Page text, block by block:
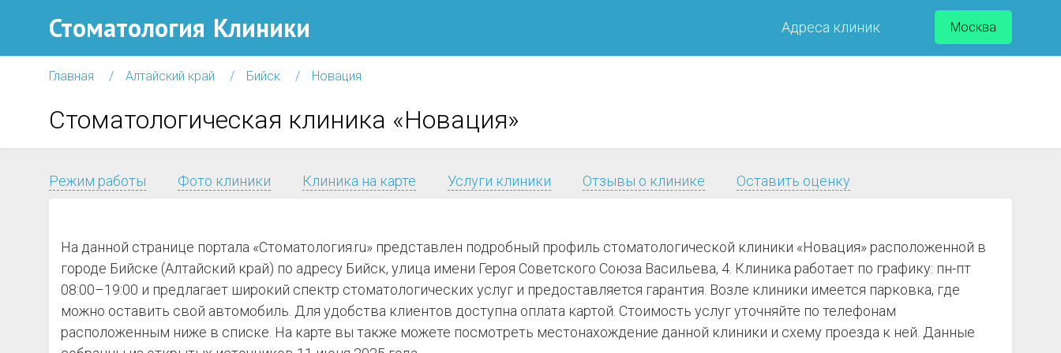
Стоматология Клиники Адреса клиник Москва
Главная Алтайский край Бийск Новация
Стоматологическая клиника «Новация»
Режим работы Фото клиники Клиника на карте Услуги клиники Отзывы о клинике Оставить оценку
На данной странице портала «Стоматология.ru» представлен подробный профиль стоматологической клиники «Новация» расположенной в
городе Бийске (Алтайский край) по адресу Бийск, улица имени Героя Советского Союза Васильева, 4. Клиника работает по графику: пн-пт
08:00–19:00 и предлагает широкий спектр стоматологических услуг и предоставляется гарантия. Возле клиники имеется парковка, где
можно оставить свой автомобиль. Для удобства клиентов доступна оплата картой. Стоимость услуг уточняйте по телефонам
расположенным ниже в списке. На карте вы также можете посмотреть местонахождение данной клиники и схему проезда к ней. Данные